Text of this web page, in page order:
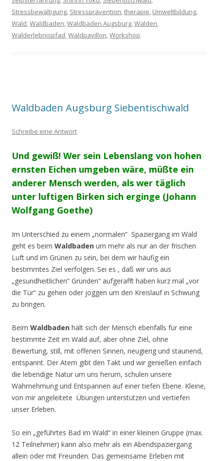
Stressbewältigung, Stressprävention,therapie, Umweltbildung,
Wald,Waldbaden,Waldbaden Augsburg,Walden,
Walderlebnispfad,Waldpavillon,Workshop.
Waldbaden Augsburg Siebentischwald
Schreibe eine Antwort
Und gewiß! Wer sein Lebenslang von hohen
ernsten Eichen umgeben wäre, müßte ein
anderer Mensch werden, als wer täglich
unter luftigen Birken sich erginge (Johann
Wolfgang Goethe)
Im Unterschied zu einem „normalen“ Spaziergang im Wald
geht es beim Waldbaden um mehr als nur an der frischen
Luft und im Grünen zu sein, bei dem wir häufig ein
bestimmtes Ziel verfolgen. Sei es , daß wir uns aus
„gesundheitlichen“ Gründen“ aufgerafft haben kurz mal „vor
die Tür“ zu gehen oder joggen um den Kreislauf in Schwung
zu bringen.
Beim Waldbaden hält sich der Mensch ebenfalls für eine
bestimmte Zeit im Wald auf, aber ohne Ziel, ohne
Bewertung, still, mit offenen Sinnen, neugierig und staunend,
entspannt. Der Atem gibt den Takt und wir genießen einfach
die lebendige Natur um uns herum, schulen unsere
Wahrnehmung und Entspannen auf einer tiefen Ebene. Kleine,
von mir angeleitete Übungen unterstützen und vertiefen
unser Erleben.
So ein „geführtes Bad im Wald“ in einer kleinen Gruppe (max.
12 Teilnehmer) kann also mehr als ein Abendspaziergang
allein oder mit Freunden. Das gemeinsame Erleben mit